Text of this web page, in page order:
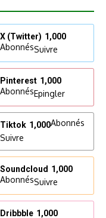
X (Twitter) 1,000
AbonnésSuivre
Pinterest 1,000
AbonnésEpingler
Tiktok 1,000Abonnés
Suivre
Soundcloud 1,000
AbonnésSuivre
Dribbble 1,000